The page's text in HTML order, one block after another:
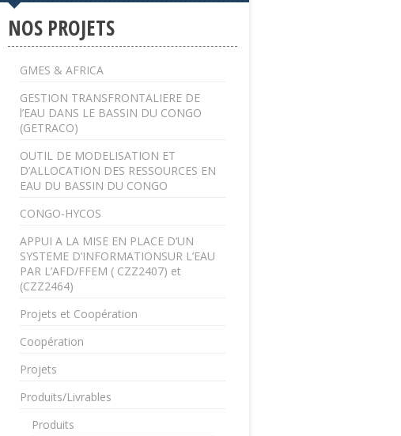
NOS PROJETS
GMES & AFRICA
GESTION TRANSFRONTALIERE DE
l’EAU DANS LE BASSIN DU CONGO
(GETRACO)
OUTIL DE MODELISATION ET
D’ALLOCATION DES RESSOURCES EN
EAU DU BASSIN DU CONGO
CONGO-HYCOS
APPUI A LA MISE EN PLACE D’UN
SYSTEME D’INFORMATIONSUR L’EAU
PAR L’AFD/FFEM ( CZZ2407) et
(CZZ2464)
Projets et Coopération
Coopération
Projets
Produits/Livrables
Produits